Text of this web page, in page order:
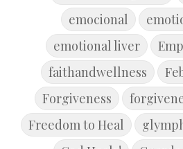
emocional
emotional liver
faithandwellness
Forgiveness
Freedom to Heal